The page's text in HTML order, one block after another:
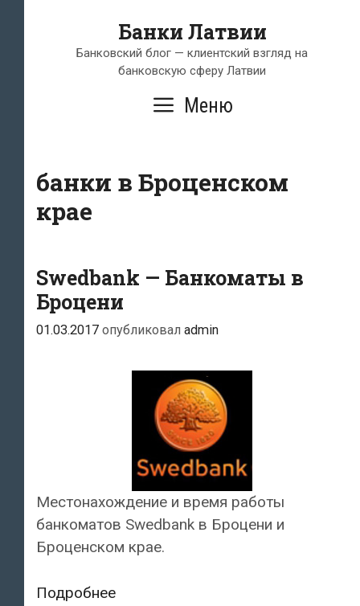
содержимому
Банки Латвии
Банковский блог — клиентский взгляд на
банковскую сферу Латвии
Меню
банки в Броценском
крае
Swedbank — Банкоматы в
Броцени
01.03.2017 опубликовал admin
Местонахождение и время работы
банкоматов Swedbank в Броцени и
Броценском крае.
ПодробнееSwedbank